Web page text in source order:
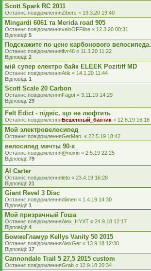
Scott Spark RC 2011
Останнє повідомленняZibers « 19.3.20 19:40
Mingardi 6061 та Merida road 905
Останнє повідомленняveloOFFline « 12.3.20 00:31
Відповіді: 5
Подскажите по цене карбонового велосипеда.
Останнє повідомленняifvr46 « 11.3.20 11:22
Відповіді: 2
мій супер електро байк ELEEK Pozitiff MD
Останнє повідомленняAtik « 14.1.20 11:44
Відповіді: 1
Scott Scale 20 Carbon
Останнє повідомленняFagot « 3.11.19 14:29
Відповіді: 29
Felt Edict - підвіс, що не люфтить
Останнє повідомленняБешенный_бантик « 12.8.19 16:18
Мой электровелосипед
Останнє повідомленняGerMan. « 22.5.19 18:42
велосипед мечты 90-х_
Останнє повідомлення@noxin « 2.5.19 22:25
Відповіді: 79
Al Carter
Останнє повідомленняleto « 23.4.19 16:28
Відповіді: 21
Giant Revel 3 Disc
Останнє повідомленняdiimen « 1.4.19 14:30
Відповіді: 1
Мой призрачный Гоша
Останнє повідомленняAlex_HYXT « 24.9.18 12:17
Відповіді: 4
БомжеГламур Kellys Vanity 50 2015
Останнє повідомленняAlexGer « 13.9.18 12:30
Відповіді: 17
Cannondale Trail 5 27,5 2015 custom
Останнє повідомленняGrab « 12.9.18 20:34